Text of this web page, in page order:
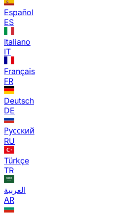
Español
ES
Italiano
IT
Français
FR
Deutsch
DE
Русский
RU
Türkçe
TR
العربية
AR